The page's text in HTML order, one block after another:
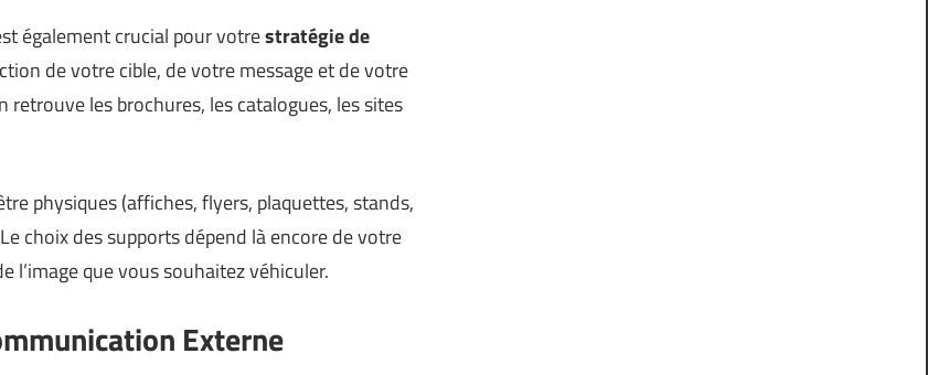
également crucial pour votrestratégie de
de votre cible, de votre message et de votre
les brochures, les catalogues, les sites
physiques (affiches, flyers, plaquettes, stands,
choix des supports dépend là encore de votre
l’image que vous souhaitez véhiculer.
Externe